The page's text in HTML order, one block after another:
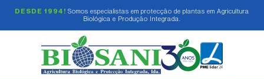
DESDE 1994! Somos especialistas em protecção de plantas em Agricultura
Biológica e Produção Integrada.